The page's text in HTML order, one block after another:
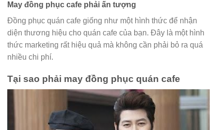
May đồng phục cafe phải ấn tượng
Đồng phục quán cafe giống như một hình thức để nhận
diện thương hiệu cho quán cafe của bạn. Đây là một hình
thức marketing rất hiệu quả mà không cần phải bỏ ra quá
nhiều chi phí.
Tại sao phải may đồng phục quán cafe